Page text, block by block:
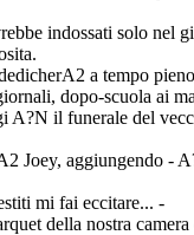
indossati solo nel
a tempo
dopo-scuola ai
A?N il funerale del
Joey, aggiungendo -
mi fai eccitare... -
della nostra camera